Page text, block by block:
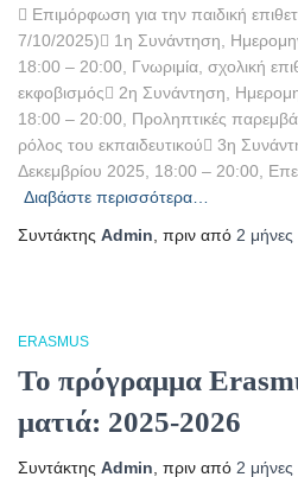
 Επιμόρφωση για την παιδική
7/10/2025) 1η Συνάντηση,
18:00 – 20:00, Γνωριμία, σχολική
εκφοβισμός 2η Συνάντηση,
18:00 – 20:00, Προληπτικές
ρόλος του εκπαιδευτικού 3η
Δεκεμβρίου 2025, 18:00 – 20:00,
Διαβάστε περισσότερα…
Συντάκτης Admin , πριν από 2 μήνες
ERASMUS
Το πρόγραμμα
ματιά: 2025-2026
Συντάκτης Admin , πριν από 2 μήνες